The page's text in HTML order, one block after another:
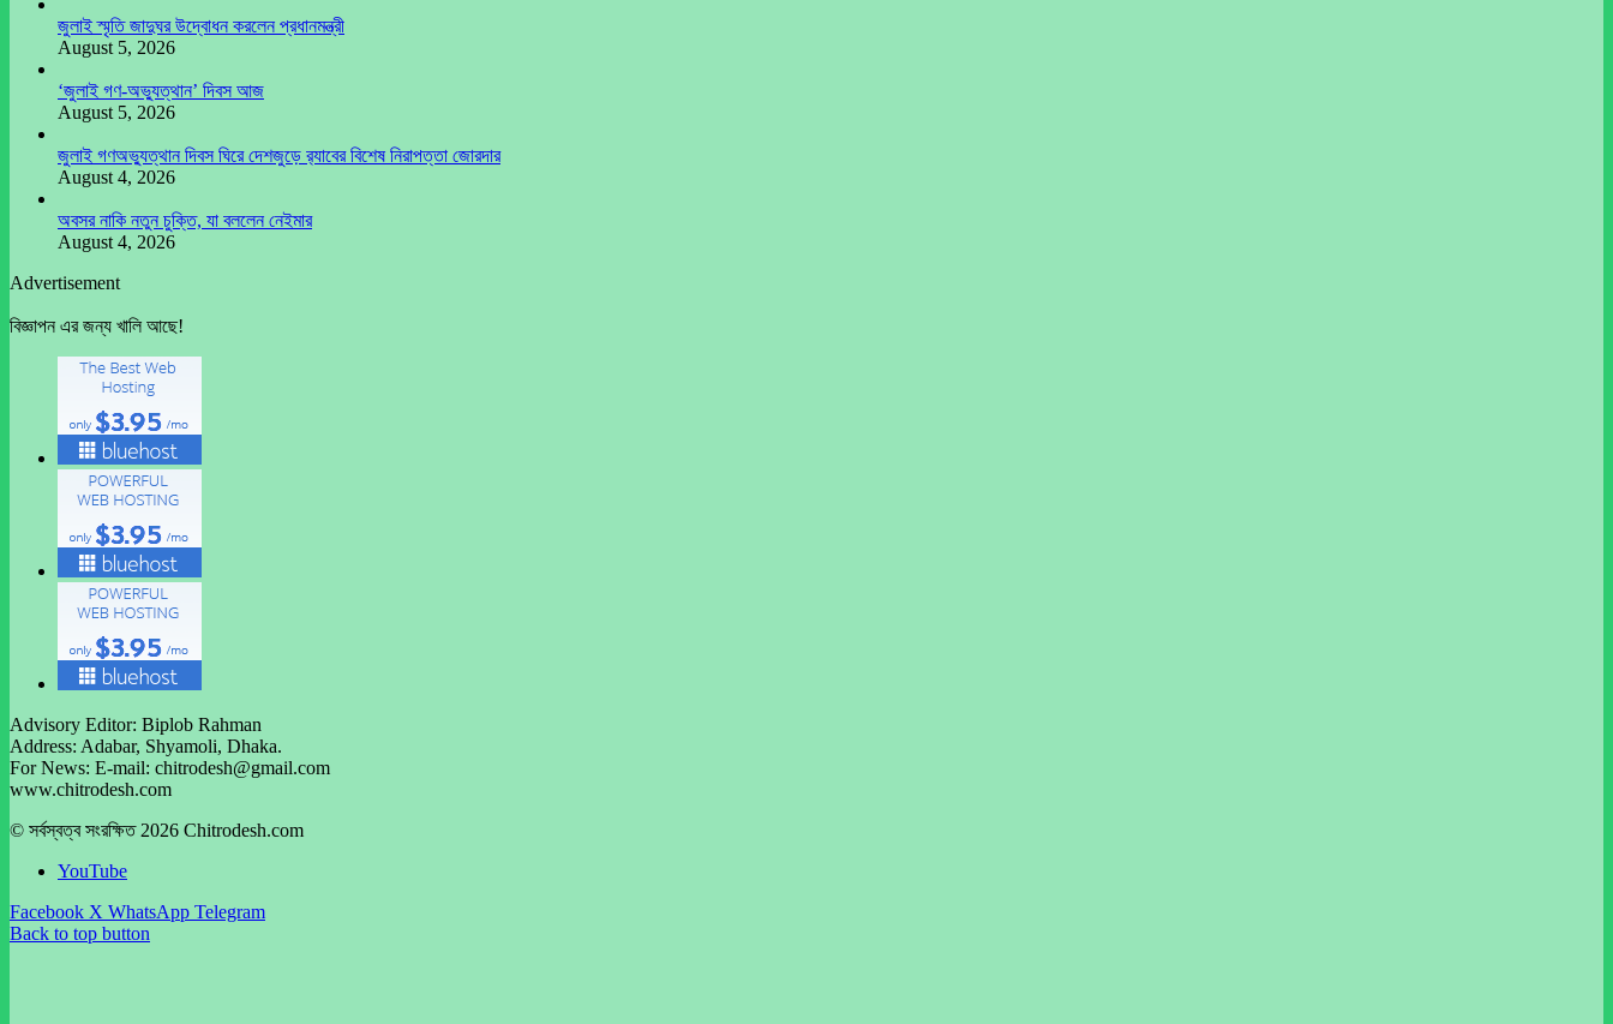
জুলাই স্মৃতি জাদুঘর উদ্বোধন করলেন প্রধানমন্ত্রী
August 5, 2026
‘জুলাই গণ-অভ্যুত্থান’ দিবস আজ
August 5, 2026
জুলাই গণঅভ্যুত্থান দিবস ঘিরে দেশজুড়ে র‌্যাবের বিশেষ নিরাপত্তা জোরদার
August 4, 2026
অবসর নাকি নতুন চুক্তি, যা বললেন নেইমার
August 4, 2026
Advertisement
বিজ্ঞাপন এর জন্য খালি আছে!
Advisory Editor: Biplob Rahman
Address: Adabar, Shyamoli, Dhaka.
For News: E-mail: chitrodesh@gmail.com
www.chitrodesh.com
© সর্বস্বত্ব সংরক্ষিত 2026 Chitrodesh.com
YouTube
Facebook X WhatsApp Telegram
Back to top button